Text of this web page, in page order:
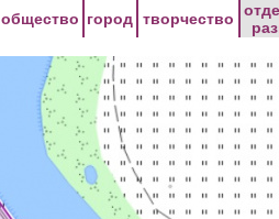
общество город творчество